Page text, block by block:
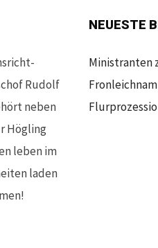
Rudolf
neben
Högling
leben im
laden
NEUESTE
Ministranten
Fronleichnam